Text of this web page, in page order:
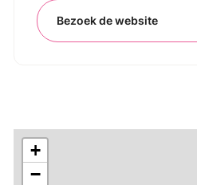
Bezoek de website
+
−